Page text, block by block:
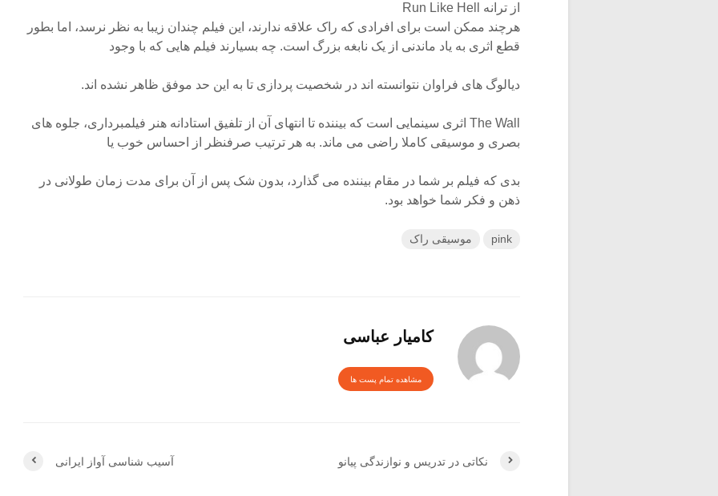
از ترانه Run Like Hell
هرچند ممکن است برای افرادی که راک علاقه ندارند، این فیلم چندان زیبا به نظر نرسد، اما بطور
قطع اثری به یاد ماندنی از یک نابغه بزرگ است. چه بسیارند فیلم هایی که با وجود
دیالوگ های فراوان نتوانسته اند در شخصیت پردازی تا به این حد موفق ظاهر نشده اند.
The Wall اثری سینمایی است که بیننده تا انتهای آن از تلفیق استادانه هنر فیلمبرداری، جلوه های
بصری و موسیقی کاملا راضی می ماند. به هر ترتیب صرفنظر از احساس خوب یا
بدی که فیلم بر شما در مقام بیننده می گذارد، بدون شک پس از آن برای مدت زمان طولانی در
ذهن و فکر شما خواهد بود.
pink موسیقی راک
کامیار عباسی
مشاهده تمام پست ها
آسیب شناسی آواز ایرانی نکاتی در تدریس و نوازندگی پیانو